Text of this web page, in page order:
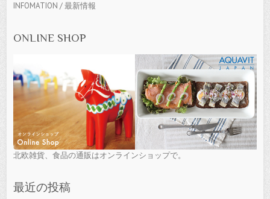
INFOMATION / 最新情報
ONLINE SHOP
北欧雑貨、食品の通販はオンラインショップで。
最近の投稿